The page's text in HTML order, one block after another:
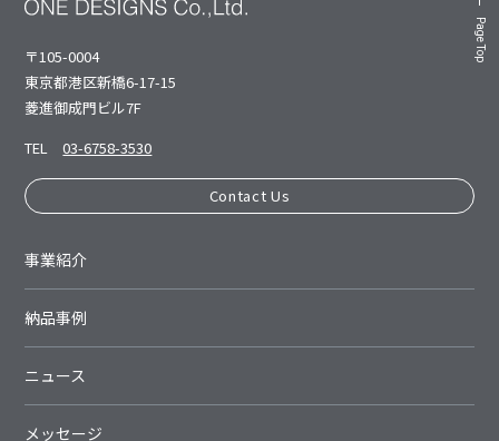
Page Top
〒105-0004
東京都港区新橋6-17-15
菱進御成⾨ビル7F
TEL
03-6758-3530
Contact Us
事業紹介
納品事例
ニュース
メッセージ